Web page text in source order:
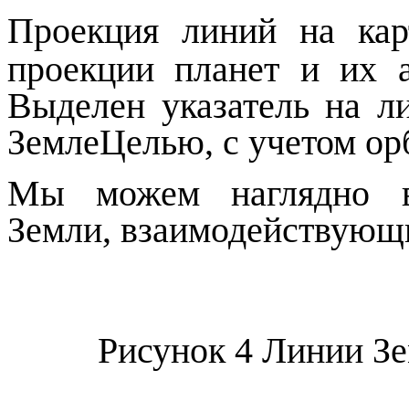
Проекция линий на
проекции планет и их
Выделен указатель на
ЗемлеЦелью, с учетом
Мы можем наглядно
Земли,
Рисунок 4 Линии